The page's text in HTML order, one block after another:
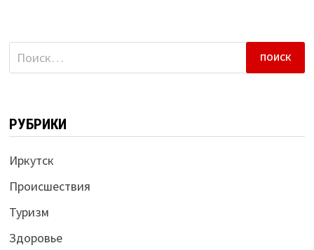
Найти:
РУБРИКИ
Иркутск
Происшествия
Туризм
Здоровье